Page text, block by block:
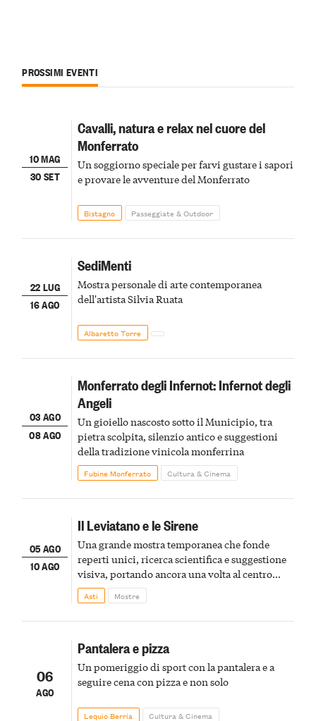
PROSSIMI EVENTI
10 MAG
30 SET
Cavalli, natura e relax nel cuore del
Monferrato
Un soggiorno speciale per farvi gustare i sapori
e provare le avventure del Monferrato
Bistagno Passeggiate & Outdoor
22 LUG
16 AGO
SediMenti
Mostra personale di arte contemporanea
dell'artista Silvia Ruata
Albaretto Torre
03 AGO
08 AGO
Monferrato degli Infernot: Infernot degli
Angeli
Un gioiello nascosto sotto il Municipio, tra
pietra scolpita, silenzio antico e suggestioni
della tradizione vinicola monferrina
Fubine Monferrato Cultura & Cinema
05 AGO
10 AGO
Il Leviatano e le Sirene
Una grande mostra temporanea che fonde
reperti unici, ricerca scientifica e suggestione
visiva, portando ancora una volta al centro
della scena le meraviglie del passato astigiano
Asti Mostre
06
AGO
Pantalera e pizza
Un pomeriggio di sport con la pantalera e a
seguire cena con pizza e non solo
Lequio Berria Cultura & Cinema